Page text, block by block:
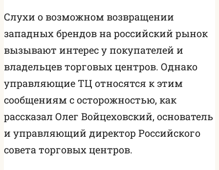
Слухи о возможном возвращении
западных брендов на российский рынок
вызывают интерес у покупателей и
владельцев торговых центров. Однако
управляющие ТЦ относятся к этим
сообщениям с осторожностью, как
рассказал Олег Войцеховский, основатель
и управляющий директор Российского
совета торговых центров.